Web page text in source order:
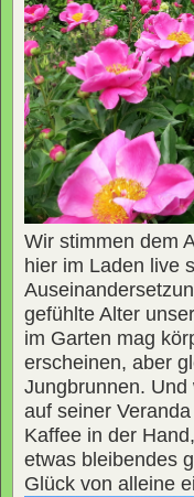
Wir stimmen dem
hier im Laden live
gefühlte Alter
im Garten mag
erscheinen, aber
Jungbrunnen.
auf seiner
Kaffee in der
etwas bleibendes
Glück von alleine